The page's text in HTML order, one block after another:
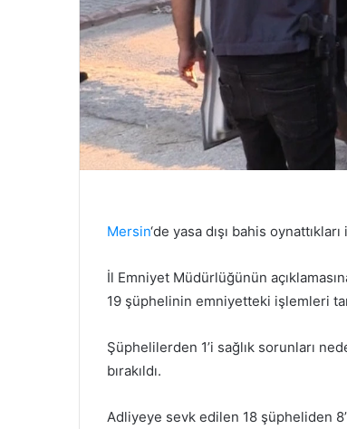
Mersin‘de yasa dışı bahis
İl Emniyet Müdürlüğünün
19 şüphelinin emniyetteki işlemleri
Şüphelilerden 1’i sağlık sorunları
bırakıldı.
Adliyeye sevk edilen 18 şüpheliden 8’i